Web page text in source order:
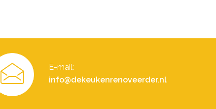
E-mail:
info@dekeukenrenoveerder.nl